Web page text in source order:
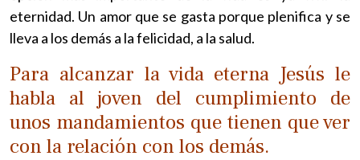
eternidad. Un amor que se gasta porque plenifica y se
lleva a los demás a la felicidad, a la salud.
Para alcanzar la vida eterna Jesús le
habla al joven del cumplimiento de
unos mandamientos que tienen que ver
con la relación con los demás.